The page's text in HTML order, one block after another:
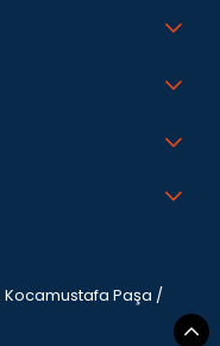
Kocamustafa Paşa /